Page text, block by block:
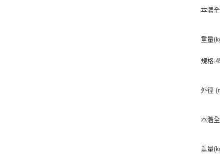
本體
重量
規格
外徑
本體
重量